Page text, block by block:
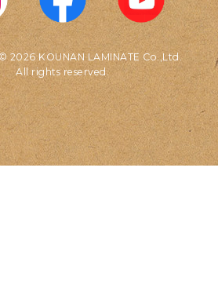
2026 KOUNAN LAMINATE Co.,Ltd.
All rights reserved.